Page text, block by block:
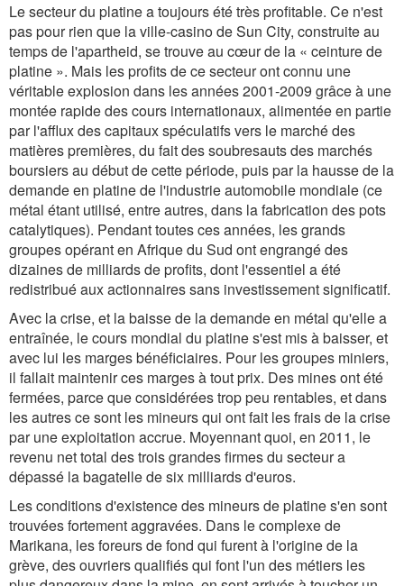
Le secteur du platine a toujours été très profitable. Ce n'est
pas pour rien que la ville-casino de Sun City, construite au
temps de l'apartheid, se trouve au cœur de la « ceinture de
platine ». Mais les profits de ce secteur ont connu une
véritable explosion dans les années 2001-2009 grâce à une
montée rapide des cours internationaux, alimentée en partie
par l'afflux des capitaux spéculatifs vers le marché des
matières premières, du fait des soubresauts des marchés
boursiers au début de cette période, puis par la hausse de la
demande en platine de l'industrie automobile mondiale (ce
métal étant utilisé, entre autres, dans la fabrication des pots
catalytiques). Pendant toutes ces années, les grands
groupes opérant en Afrique du Sud ont engrangé des
dizaines de milliards de profits, dont l'essentiel a été
redistribué aux actionnaires sans investissement significatif.
Avec la crise, et la baisse de la demande en métal qu'elle a
entraînée, le cours mondial du platine s'est mis à baisser, et
avec lui les marges bénéficiaires. Pour les groupes miniers,
il fallait maintenir ces marges à tout prix. Des mines ont été
fermées, parce que considérées trop peu rentables, et dans
les autres ce sont les mineurs qui ont fait les frais de la crise
par une exploitation accrue. Moyennant quoi, en 2011, le
revenu net total des trois grandes firmes du secteur a
dépassé la bagatelle de six milliards d'euros.
Les conditions d'existence des mineurs de platine s'en sont
trouvées fortement aggravées. Dans le complexe de
Marikana, les foreurs de fond qui furent à l'origine de la
grève, des ouvriers qualifiés qui font l'un des métiers les